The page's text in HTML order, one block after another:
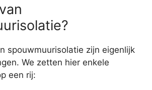
spouwmuurisolatie zijn eigenlijk
We zetten hier enkele
een rij: